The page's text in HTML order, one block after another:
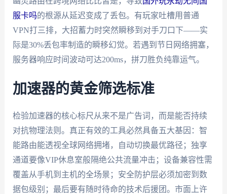
服卡吗的根源从延迟变成了丢包。有玩家吐槽用普通
VPN打三排，大招蓄力时突然瞬移到对手刀口下——实
际是30%丢包率制造的瞬移幻觉。若遇到节日网络拥塞，
服务器响应时间波动可达200ms，拼刀胜负纯靠运气。
加速器的黄金筛选标准
检验加速器的核心标尺从来不是广告词，而是能否持续
对抗物理法则。真正有效的工具必然具备五大基因：智
能路由能透视全球网络拥堵，自动切换最优路径；独享
通道要像VIP休息室般隔绝公共流量冲击；设备兼容性需
覆盖从手机到主机的全场景；安全防护层必须加密到数
据包级别；最后要有随时待命的技术后援团。市面上许